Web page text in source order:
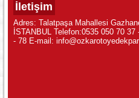
İletişim
Adres: Talatpaşa Mahallesi
İSTANBUL Telefon:0535 050 70
- 78 E-mail: